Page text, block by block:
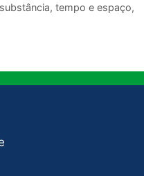
substância, tempo e espaço,